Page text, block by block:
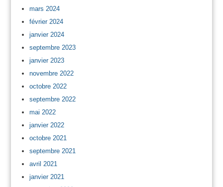
mars 2024
février 2024
janvier 2024
septembre 2023
janvier 2023
novembre 2022
octobre 2022
septembre 2022
mai 2022
janvier 2022
octobre 2021
septembre 2021
avril 2021
janvier 2021